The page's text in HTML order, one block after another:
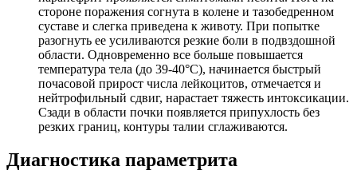
стороне поражения согнута в колене и тазобедренном
суставе и слегка приведена к животу. При попытке
разогнуть ее усиливаются резкие боли в подвздошной
области. Одновременно все больше повышается
температура тела (до 39-40°С), начинается быстрый
почасовой прирост числа лейкоцитов, отмечается и
нейтрофильный сдвиг, нарастает тяжесть интоксикации.
Сзади в области почки появляется припухлость без
резких границ, контуры талии сглаживаются.
Диагностика параметрита